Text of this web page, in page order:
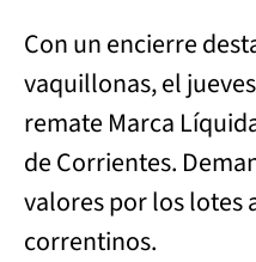
Con un encierre
vaquillonas, el
remate Marca
de Corrientes.
valores por los lotes
correntinos.